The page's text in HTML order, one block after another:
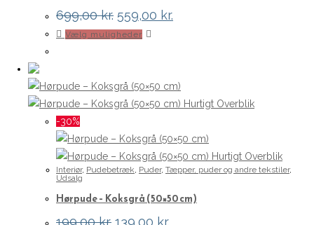
699,00kr. Den
oprindelige
pris
559,00 kr.
aktuelle
Vælg muligheder
flere
varianter.
kan
vælges
på
Hurtigt Overblik
-30%
Hurtigt Overblik
Interiør, Pudebetræk, Puder, Tæpper, puder og andre tekstiler,
Udsalg
Hørpude – Koksgrå (50×50 cm)
199,00kr. Den
139,00 kr.